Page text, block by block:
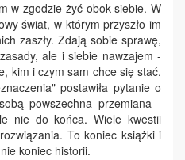
w zgodzie żyć obok siebie. W
świat, w którym przyszło im
zaszły. Zdają sobie sprawę,
ale i siebie nawzajem -
kim i czym sam chce się stać.
postawiła pytanie o
powszechna przemiana -
nie do końca. Wiele kwestii
To koniec książki i
koniec historii.